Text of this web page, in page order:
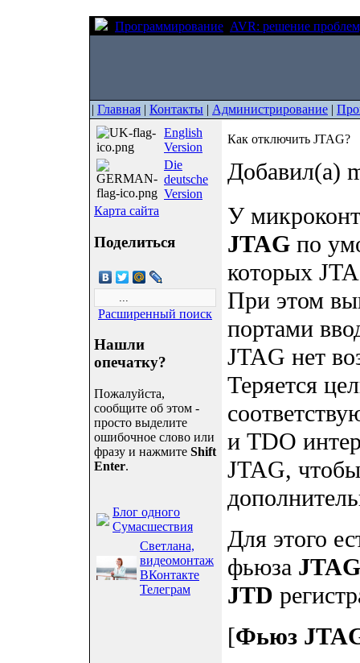
Программирование AVR: решение
| Главная | Контакты | Администрирование |
English
Version
Die
deutsche
Version
Карта сайта
Поделиться
Расширенный поиск
Нашли
опечатку?
Пожалуйста,
сообщите об этом -
просто выделите
ошибочное слово или
фразу и нажмите Shift
Enter.
Блог одного
Сумасшествия
Светлана,
видеомонтаж
ВКонтакте
Телеграм
Как отключить JTAG?
Добавил(а)
У
JTAG по
которых
При этом
портами
JTAG нет
Теряется
и TDO
JTAG,
Для этого
фьюза
JTD
[Фьюз